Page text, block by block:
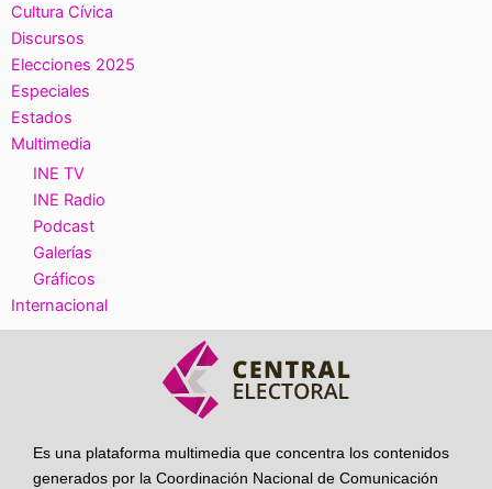
Cultura Cívica
Discursos
Elecciones 2025
Especiales
Estados
Multimedia
INE TV
INE Radio
Podcast
Galerías
Gráficos
Internacional
Es una plataforma multimedia que concentra los contenidos
generados por la Coordinación Nacional de Comunicación